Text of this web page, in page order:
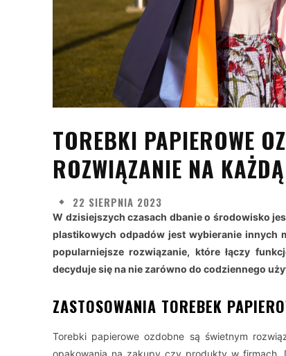
TOREBKI PAPIEROWE
ROZWIĄZANIE NA
22 SIERPNIA 2023
W dzisiejszych czasach dbanie o środowisko
plastikowych odpadów jest wybieranie innych
popularniejsze rozwiązanie, które łączy
decyduje się na nie zarówno do codziennego
ZASTOSOWANIA TOREBEK
Torebki papierowe ozdobne są świetnym
opakowania na zakupy czy produkty w firmach.